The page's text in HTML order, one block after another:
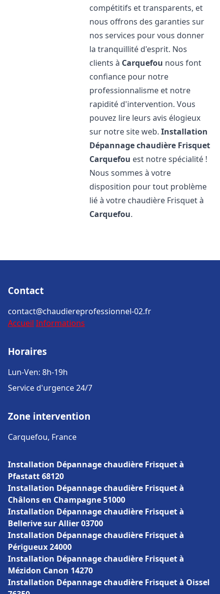
compétitifs et transparents, et
nous offrons des garanties sur
nos services pour vous donner
la tranquillité d'esprit. Nos
clients à Carquefou nous font
confiance pour notre
professionnalisme et notre
rapidité d'intervention. Vous
pouvez lire leurs avis élogieux
sur notre site web.Installation
Dépannage chaudière Frisquet
Carquefou est notre spécialité !
Nous sommes à votre
disposition pour tout problème
lié à votre chaudière Frisquet à
Carquefou.
Contact
contact@chaudiereprofessionnel-02.fr
Accueil Informations
Horaires
Lun-Ven: 8h-19h
Service d'urgence 24/7
Zone intervention
Carquefou, France
Installation Dépannage chaudière Frisquet à
Pfastatt 68120
Installation Dépannage chaudière Frisquet à
Châlons en Champagne 51000
Installation Dépannage chaudière Frisquet à
Bellerive sur Allier 03700
Installation Dépannage chaudière Frisquet à
Périgueux 24000
Installation Dépannage chaudière Frisquet à
Mézidon Canon 14270
Installation Dépannage chaudière Frisquet à Oissel